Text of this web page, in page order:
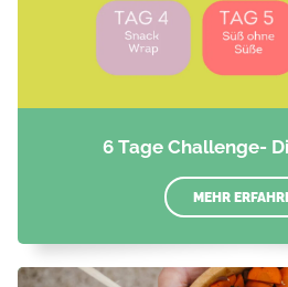
6 Tage Challenge-
MEHR